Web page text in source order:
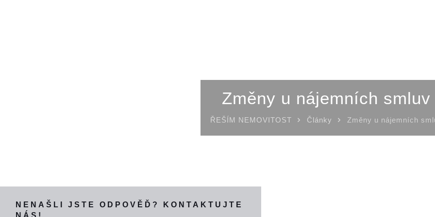
Změny u nájemních smluv
ŘEŠÍM NEMOVITOST Články Změny u nájemních
NENAŠLI JSTE ODPOVĚĎ? KONTAKTUJTE
NÁS!